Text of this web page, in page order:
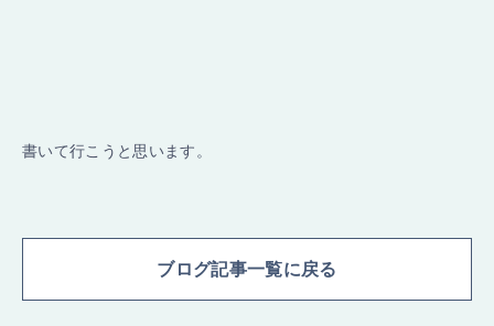
書いて行こうと思います。
ブログ記事一覧に戻る